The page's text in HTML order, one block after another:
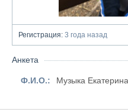
Регистрация: 3 года назад
Анкета
Ф.И.О.: Музыка